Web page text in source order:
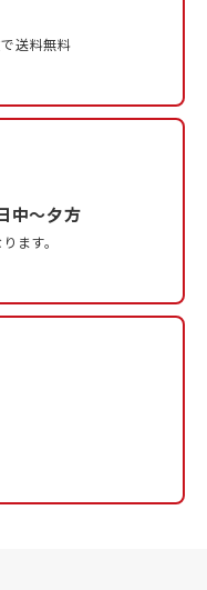
送料無料
中〜夕方
ます。